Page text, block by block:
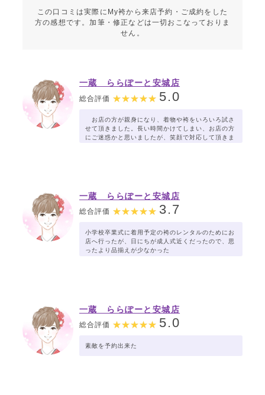
この口コミは実際にMy袴から来店予約・ご成約をした
方の感想です。加筆・修正などは一切おこなっておりま
せん。
一蔵 ららぽーと安城店
総合評価 5.0
お店の方が親身になり、着物や袴をいろいろ試さ
せて頂きました。長い時間かけてしまい、お店の方
にご迷惑かと思いましたが、笑顔で対応して頂きま
一蔵 ららぽーと安城店
総合評価 3.7
小学校卒業式に着用予定の袴のレンタルのためにお
店へ行ったが、日にちが成人式近くだったので、思
ったより品揃えが少なかった
一蔵 ららぽーと安城店
総合評価 5.0
素敵を予約出来た